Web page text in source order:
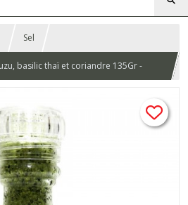
Sel
basilic thaï et coriandre 135Gr -